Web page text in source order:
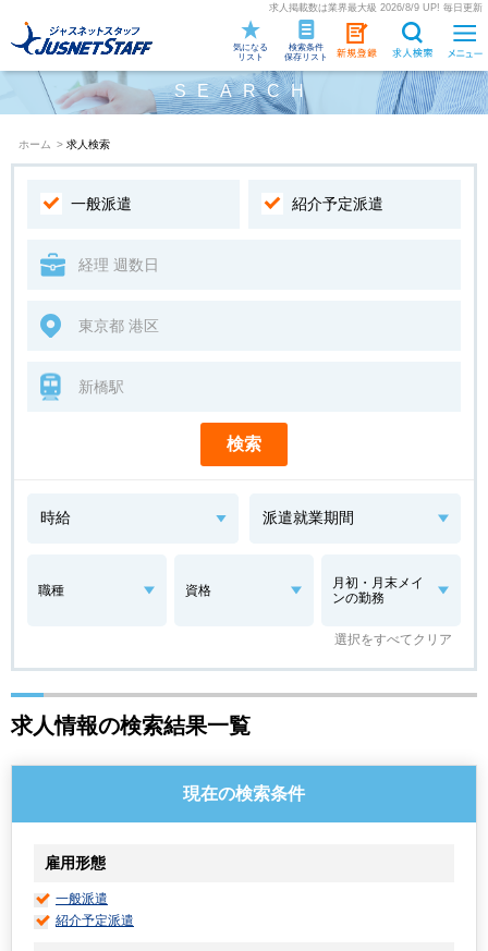
求人掲載数は業界最大級 2026/8/9 UP! 毎日更新
検索条件
保存リスト
気になる
リスト
SEARCH
ホーム > 求人検索
一般派遣 紹介予定派遣
検索
職種 資格
月初・月末メイ
ンの勤務
選択をすべてクリア
求人情報の検索結果一覧
現在の検索条件
雇用形態
一般派遣
紹介予定派遣